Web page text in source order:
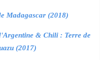
Madagascar (2018)
& Chili : Terre de
(2017)